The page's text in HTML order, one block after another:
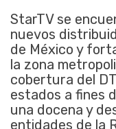
StarTV se
nuevos
de México y
la zona
cobertura del
estados a fines
una docena y
entidades de la